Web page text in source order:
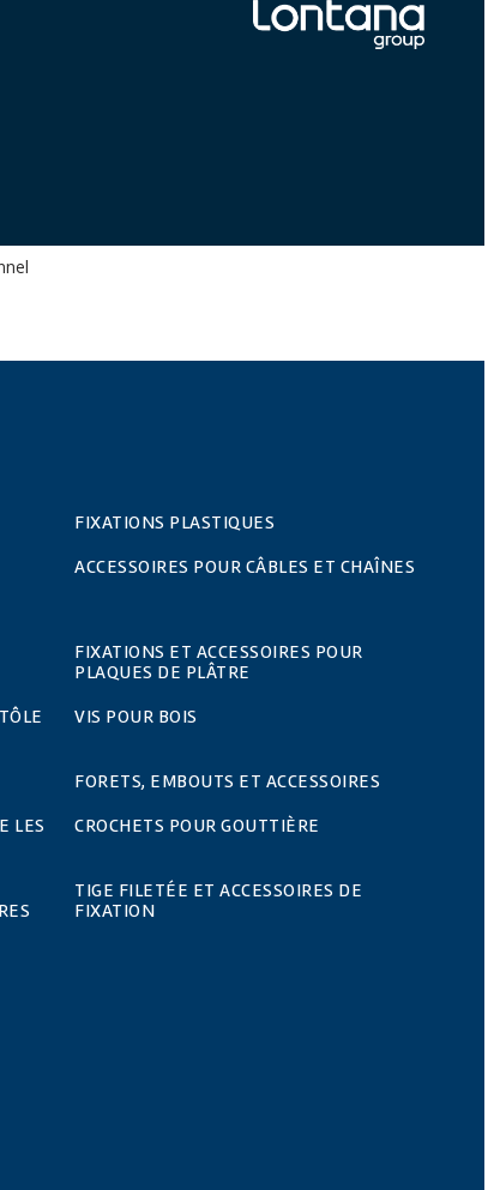
FIXATIONS PLASTIQUES
ACCESSOIRES POUR CÂBLES ET CHAÎNES
FIXATIONS ET ACCESSOIRES POUR
PLAQUES DE PLÂTRE
VIS POUR BOIS
FORETS, EMBOUTS ET ACCESSOIRES
LES
CROCHETS POUR GOUTTIÈRE
TIGE FILETÉE ET ACCESSOIRES DE
FIXATION